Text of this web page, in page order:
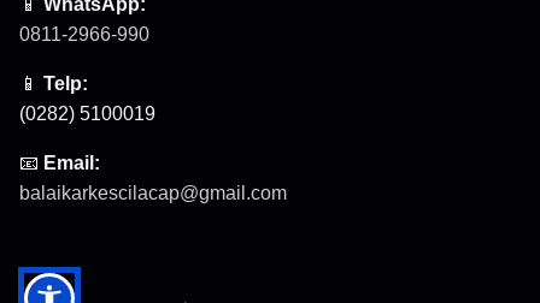
📱 WhatsApp:
0811-2966-990
📱 Telp:
(0282) 5100019
📧 Email:
balaikarkescilacap@gmail.com